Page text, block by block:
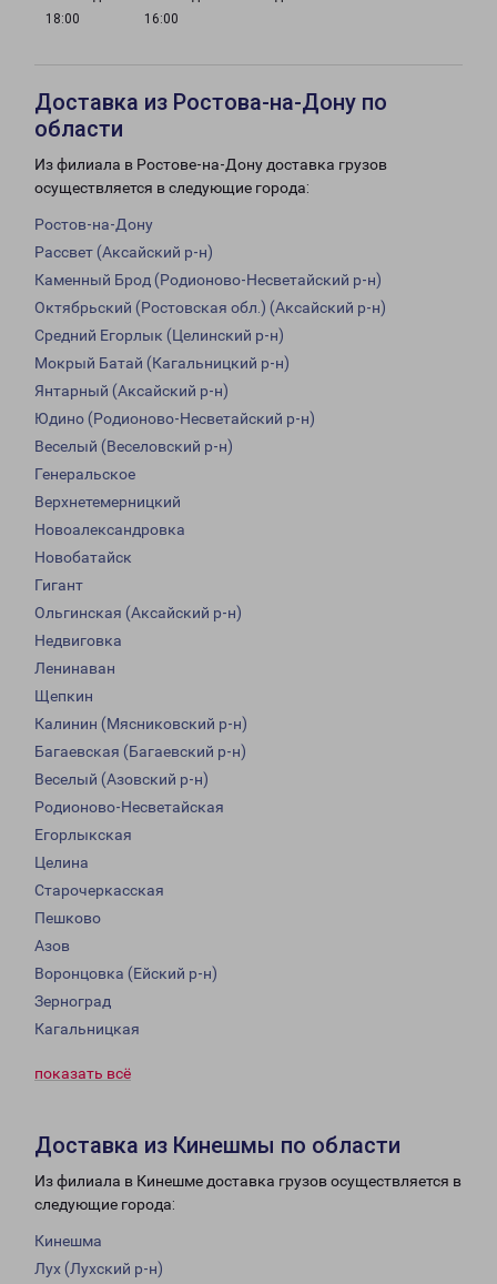
18:00
16:00
Доставка из Ростова-на-Дону по
области
Из филиала в Ростове-на-Дону доставка грузов
осуществляется в следующие города:
Ростов-на-Дону
Рассвет (Аксайский р-н)
Каменный Брод (Родионово-Несветайский р-н)
Октябрьский (Ростовская обл.) (Аксайский р-н)
Средний Егорлык (Целинский р-н)
Мокрый Батай (Кагальницкий р-н)
Янтарный (Аксайский р-н)
Юдино (Родионово-Несветайский р-н)
Веселый (Веселовский р-н)
Генеральское
Верхнетемерницкий
Новоалександровка
Новобатайск
Гигант
Ольгинская (Аксайский р-н)
Недвиговка
Ленинаван
Щепкин
Калинин (Мясниковский р-н)
Багаевская (Багаевский р-н)
Веселый (Азовский р-н)
Родионово-Несветайская
Егорлыкская
Целина
Старочеркасская
Пешково
Азов
Воронцовка (Ейский р-н)
Зерноград
Кагальницкая
показать всё
Доставка из Кинешмы по области
Из филиала в Кинешме доставка грузов осуществляется в
следующие города:
Кинешма
Лух (Лухский р-н)